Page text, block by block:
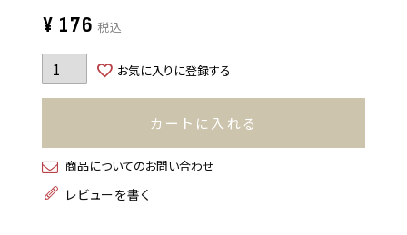
¥ 176 税込
お気に入りに登録する
カートに入れる
商品についてのお問い合わせ
レビューを書く